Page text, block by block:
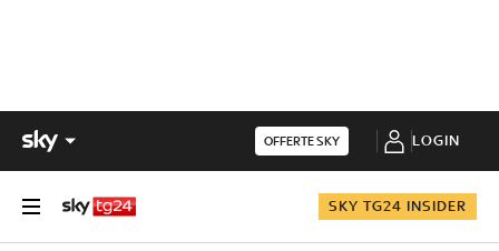
OFFERTE SKY LOGIN
SKY TG24 INSIDER